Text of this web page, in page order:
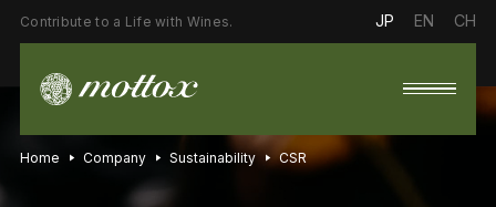
Contribute to a Life with Wines. JP EN CH
Home Company Sustainability CSR